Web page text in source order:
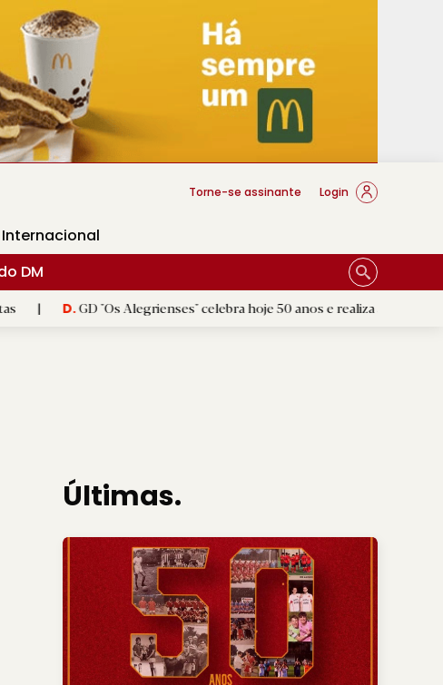
Braga
Torne-se assinante Login
Internacional
DM
"Os Alegrienses" celebra hoje 50 anos e realiza amanhã a festa
Últimas.